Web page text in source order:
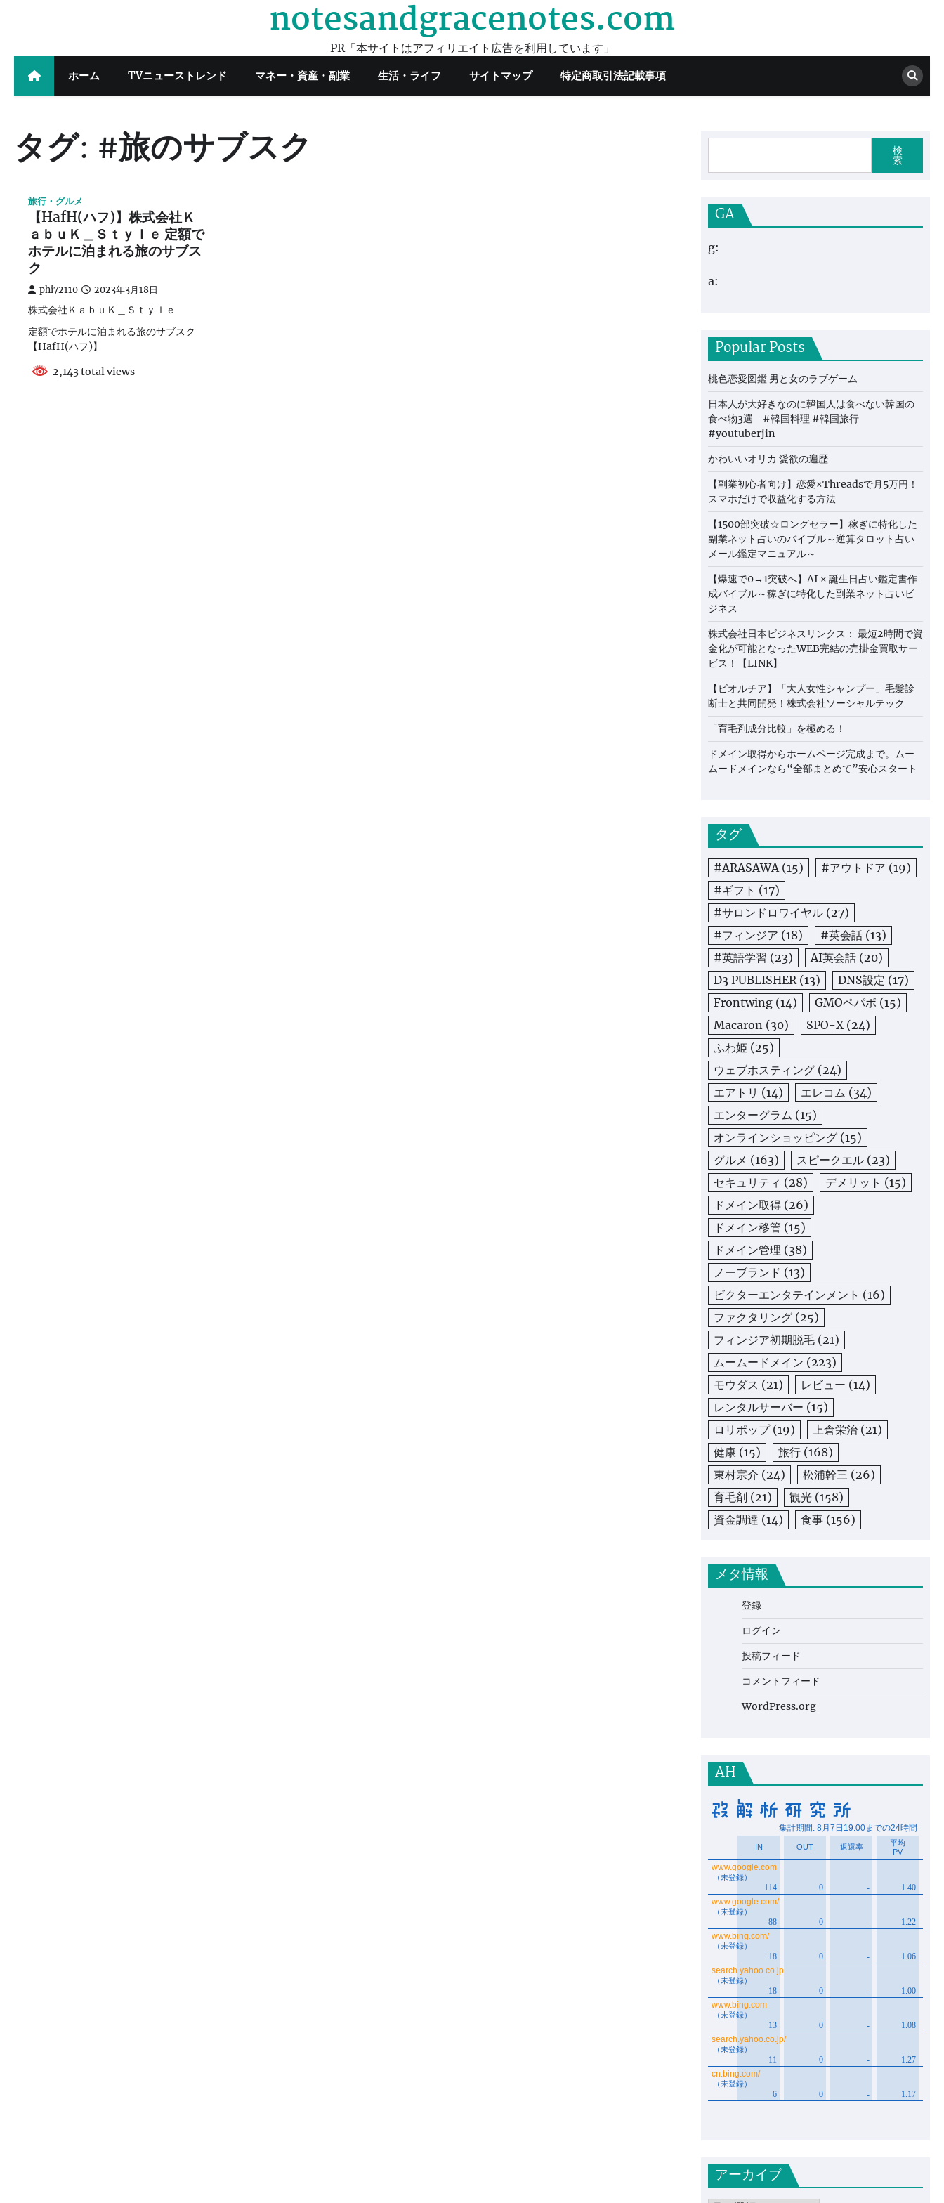
notesandgracenotes.com
PR「本サイトはアフィリエイト広告を利用しています」
ホーム TVニューストレンド マネー・資産・副業 生活・ライフ サイトマップ 特定商取引法記載事項
タグ: #旅のサブスク
旅行・グルメ
【HafH(ハフ)】株式会社Ｋ
ａｂｕＫ＿Ｓｔｙｌｅ 定額で
ホテルに泊まれる旅のサブス
ク
phi72110 2023年3月18日
株式会社ＫａｂｕＫ＿Ｓｔｙｌｅ
定額でホテルに泊まれる旅のサブスク
【HafH(ハフ)】
2,143 total views
検
索
GA
g:
a:
Popular Posts
桃色恋愛図鑑 男と女のラブゲーム
日本人が大好きなのに韓国人は食べない韓国の
食べ物3選 #韓国料理 #韓国旅行
#youtuberjin
かわいいオリカ 愛欲の遍歴
【副業初心者向け】恋愛×Threadsで月5万円！
スマホだけで収益化する方法
【1500部突破☆ロングセラー】稼ぎに特化した
副業ネット占いのバイブル～逆算タロット占い
メール鑑定マニュアル～
【爆速で0→1突破へ】AI × 誕生日占い鑑定書作
成バイブル～稼ぎに特化した副業ネット占いビ
ジネス
株式会社日本ビジネスリンクス： 最短2時間で資
金化が可能となったWEB完結の売掛金買取サー
ビス！【LINK】
【ビオルチア】「大人女性シャンプー」毛髪診
断士と共同開発！株式会社ソーシャルテック
「育毛剤成分比較」を極める！
ドメイン取得からホームページ完成まで。ムー
ムードメインなら“全部まとめて”安心スタート
タグ
#ARASAWA(15) #アウトドア (19)
#ギフト (17)
#サロンドロワイヤル (27)
#フィンジア (18) #英会話 (13)
#英語学習 (23) AI英会話 (20)
D3 PUBLISHER(13) DNS設定 (17)
Frontwing (14) GMOペパボ (15)
Macaron (30) SPO-X(24)
ふわ姫 (25)
ウェブホスティング (24)
エアトリ (14) エレコム (34)
エンターグラム (15)
オンラインショッピング (15)
グルメ (163) スピークエル (23)
セキュリティ (28) デメリット (15)
ドメイン取得 (26)
ドメイン移管 (15)
ドメイン管理 (38)
ノーブランド (13)
ビクターエンタテインメント (16)
ファクタリング (25)
フィンジア初期脱毛 (21)
ムームードメイン (223)
モウダス (21) レビュー (14)
レンタルサーバー (15)
ロリポップ(19) 上倉栄治 (21)
健康 (15) 旅行 (168)
東村宗介 (24) 松浦幹三 (26)
育毛剤 (21) 観光 (158)
資金調達 (14) 食事 (156)
メタ情報
登録
ログイン
投稿フィード
コメントフィード
WordPress.org
AH
アーカイブ